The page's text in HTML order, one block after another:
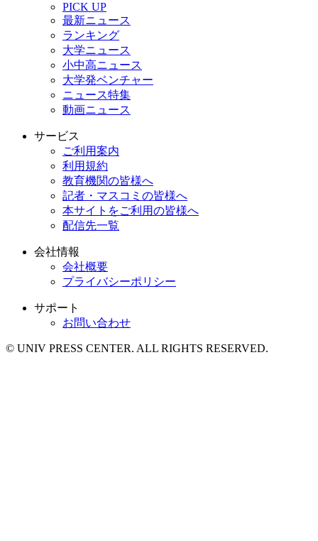
PICK UP
最新ニュース
ランキング
大学ニュース
小中高ニュース
大学発ベンチャー
ニュース特集
動画ニュース
サービス
ご利用案内
利用規約
教育機関の皆様へ
記者・マスコミの皆様へ
本サイトをご利用の皆様へ
配信先一覧
会社情報
会社概要
プライバシーポリシー
サポート
お問い合わせ
© UNIV PRESS CENTER. ALL RIGHTS RESERVED.